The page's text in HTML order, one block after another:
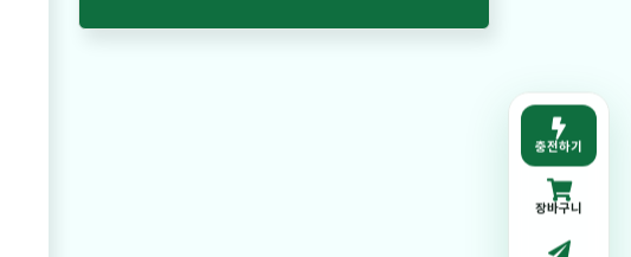
충전하기
장바구니